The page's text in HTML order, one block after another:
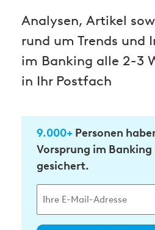
Analysen, Artikel
rund um Trends und
im Banking alle 2-3
in Ihr Postfach
9.000+ Personen
Vorsprung im Banking
gesichert.